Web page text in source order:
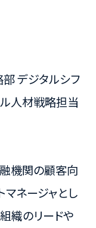
デジタルシフ
人材戦略担当
機関の顧客向
マネージャとし
織のリードや